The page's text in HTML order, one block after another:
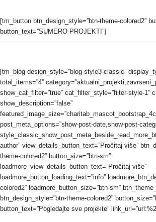
[tm_button btn_design_style=”btn-theme-colored2”
button_text=”SUMERO PROJEKTI”]
[tm_blog design_style=”blog-style3-classic”
total_items=”4”
show_cat_filter=”true” cat_filter_style=”filter-style-1”
show_description=”false”
post_meta_options=”show-post-date,show-post-
author” view_details_button_text=”Pročitaj više”
theme-colored2” button_size=”btn-sm”
loadmore_view_details_button_text=”Pročitaj više”
loadmore_button_loading_text=”info”
colored2” loadmore_button_size=”btn-sm”
btn_design_style=”btn-theme-colored2”
button_text=”Pogledajte sve projekte”